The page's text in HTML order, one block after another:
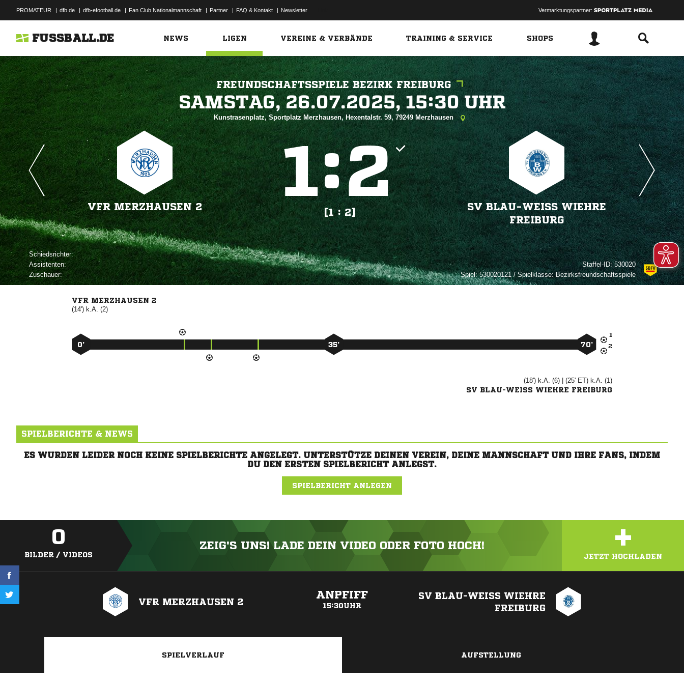
PROMATEUR | dfb.de | dfb-efootball.de | Fan Club Nationalmannschaft | Partner | FAQ & Kontakt | Newsletter Vermarktungspartner:
FUSSBALL.DE NEWS LIGEN VEREINE & VERBÄNDE TRAINING & SERVICE SHOPS
FREUNDSCHAFTSSPIELE BEZIRK FREIBURG
   
Kunstrasenplatz, Sportplatz Merzhausen, Hexentalstr. 59, 79249 Merzhausen
VFR MERZHAUSEN 2
:
[1 : 2]
SV BLAU-WEISS WIEHRE
FREIBURG
Schiedsrichter:
Assistenten:
Zuschauer:
Staffel-ID:530020
Spiel:530020121 / Spielklasse: Bezirksfreundschaftsspiele
VFR MERZHAUSEN 2
(14') k.A. (2)


0’ 35’ 70’
(18') k.A. (6) | (25' ET) k.A. (1)
SV BLAU-WEISS WIEHRE FREIBURG
SPIELBERICHTE & NEWS
ES WURDEN LEIDER NOCH KEINE SPIELBERICHTE ANGELEGT. UNTERSTÜTZE DEINEN VEREIN, DEINE MANNSCHAFT UND IHRE FANS, INDEM
DU DEN ERSTEN SPIELBERICHT ANLEGST.
SPIELBERICHT ANLEGEN
0
BILDER / VIDEOS
ZEIG'S UNS! LADE DEIN VIDEO ODER FOTO HOCH! +
JETZT HOCHLADEN
VFR MERZHAUSEN 2
ANPFIFF
15:30UHR
SV BLAU-WEISS WIEHRE
FREIBURG
SPIELVERLAUF AUFSTELLUNG